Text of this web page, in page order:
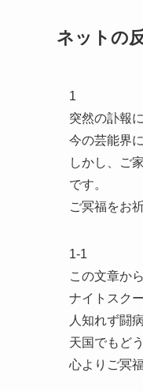
ネットの
1
突然の訃報
今の芸能界
しかし、ご
です。
ご冥福をお
1-1
この文章か
ナイトスク
人知れず闘
天国でもど
心よりご冥